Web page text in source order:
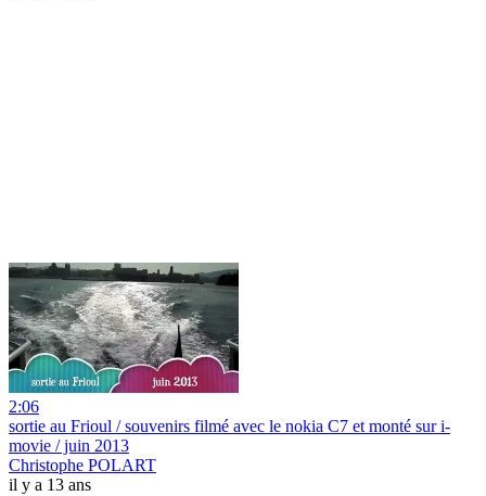
2:06
sortie au Frioul / souvenirs filmé avec le nokia C7 et monté sur i-
movie / juin 2013
Christophe POLART
il y a 13 ans